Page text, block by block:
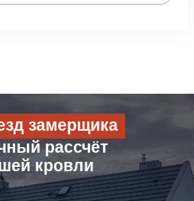
замерщика
рассчёт
кровли